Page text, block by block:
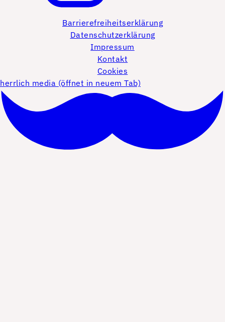
Barrierefreiheitserklärung
Datenschutzerklärung
Impressum
Kontakt
Cookies
herrlich media (öffnet in neuem Tab)